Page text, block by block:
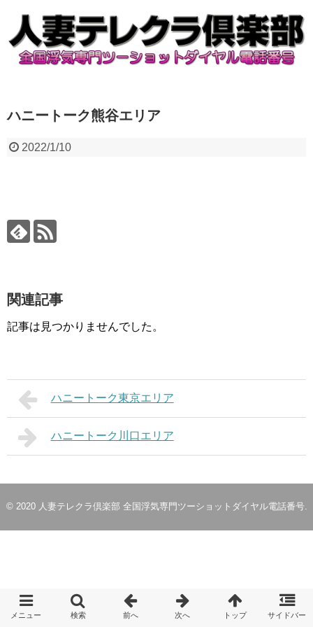
ハニートーク熊谷エリア
2022/1/10
関連記事
記事は見つかりませんでした。
ハニートーク東京エリア
ハニートーク川口エリア
© 2020 人妻テレクラ倶楽部 全国浮気専門ツーショットダイヤル電話番号.